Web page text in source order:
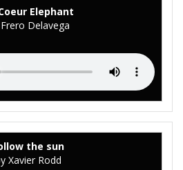
Elephant
Delavega
the sun
Xavier Rodd